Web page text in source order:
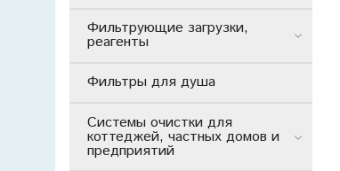
Фильтрующие загрузки,
реагенты
Фильтры для душа
Системы очистки для
коттеджей, частных домов и
предприятий